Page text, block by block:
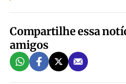
Compartilhe essa
amigos